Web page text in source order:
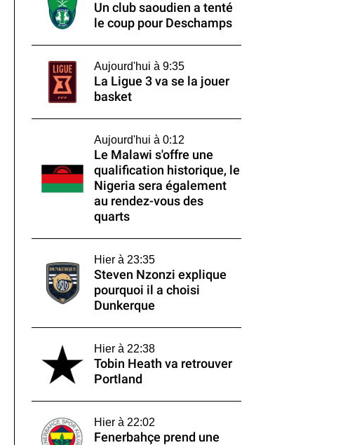
Un club saoudien a tenté
le coup pour Deschamps
Aujourd'hui à 9:35
La Ligue 3 va se la jouer
basket
Aujourd'hui à 0:12
Le Malawi s'offre une
qualification historique, le
Nigeria sera également
au rendez-vous des
quarts
Hier à 23:35
Steven Nzonzi explique
pourquoi il a choisi
Dunkerque
Hier à 22:38
Tobin Heath va retrouver
Portland
Hier à 22:02
Fenerbahçe prend une